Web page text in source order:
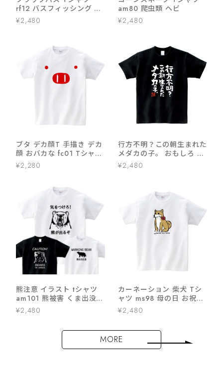
rf12 バスフィッシング バ
ス釣り ルアー釣り フィッ
シング 釣り好き 釣り人 誕
ト プレゼント
¥2,480
am80 爬虫類 ヘビ
¥2,480
ブタ デカ顔T 手描き デカ
顔 おバカな fc01 Tシャツ
アニマル おもしろ プレゼ
ント ギフト
¥2,280
行方不明？この朝生まれた
メダカの子。 おもしろ 漢
字Tシャツ ka400-69 め
だか飼育 卵孵化 赤ちゃん
¥2,480
熊注意 イラスト tシャツ
am101 熊被害 くま出没
熊に注意喚起 ヒグマ ツキ
ノワグマ 熊 くま
¥2,480
カーネーション 柴犬 Tシ
ャツ ms98 母の日 お祝い
メッセージ ギフト プレゼ
ント
¥2,480
MORE